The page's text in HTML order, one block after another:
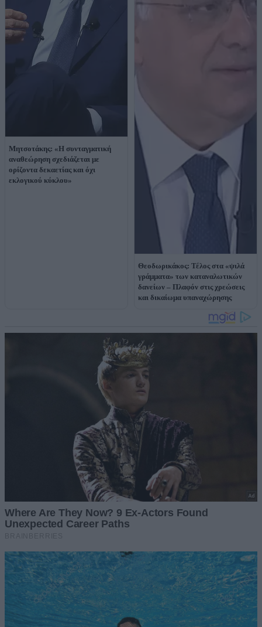
Μητσοτάκης: «Η συνταγματική
αναθεώρηση σχεδιάζεται με
ορίζοντα δεκαετίας και όχι
εκλογικού κύκλου»
Θεοδωρικάκος: Τέλος στα «ψιλά
γράμματα» των καταναλωτικών
δανείων – Πλαφόν στις χρεώσεις
και δικαίωμα υπαναχώρησης